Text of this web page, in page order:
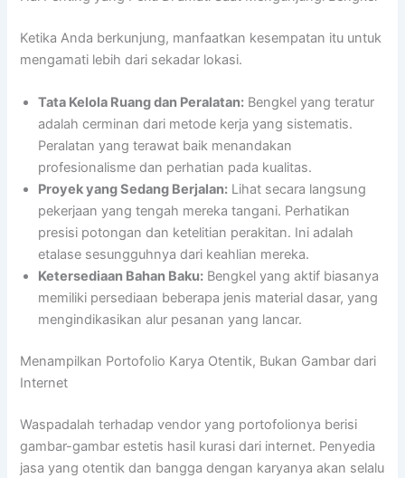
Ketika Anda berkunjung, manfaatkan kesempatan itu untuk
mengamati lebih dari sekadar lokasi.
Tata Kelola Ruang dan Peralatan: Bengkel yang teratur
adalah cerminan dari metode kerja yang sistematis.
Peralatan yang terawat baik menandakan
profesionalisme dan perhatian pada kualitas.
Proyek yang Sedang Berjalan: Lihat secara langsung
pekerjaan yang tengah mereka tangani. Perhatikan
presisi potongan dan ketelitian perakitan. Ini adalah
etalase sesungguhnya dari keahlian mereka.
Ketersediaan Bahan Baku: Bengkel yang aktif biasanya
memiliki persediaan beberapa jenis material dasar, yang
mengindikasikan alur pesanan yang lancar.
Menampilkan Portofolio Karya Otentik, Bukan Gambar dari
Internet
Waspadalah terhadap vendor yang portofolionya berisi
gambar-gambar estetis hasil kurasi dari internet. Penyedia
jasa yang otentik dan bangga dengan karyanya akan selalu